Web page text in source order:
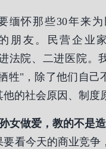
缅怀那些30年来
朋友。民营企业
院、二进医院。
牲"，除了他们自己
的社会原因、制度
女做爱，教的不是
要看今天的商业竞争